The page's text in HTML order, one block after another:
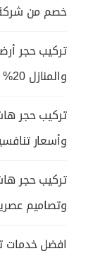
خصم من شركة
تركيب حجر
والمنازل 20% خصم
تركيب حجر
وأسعار
تركيب حجر
وتصاميم
افضل خدمات